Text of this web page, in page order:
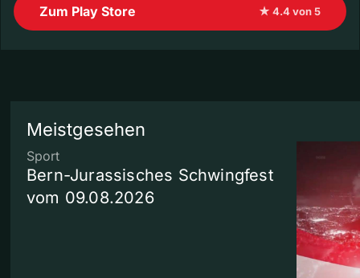
Zum Play Store ★ 4.4 von 5
Meistgesehen
Sport
Bern-Jurassisches Schwingfest
vom 09.08.2026